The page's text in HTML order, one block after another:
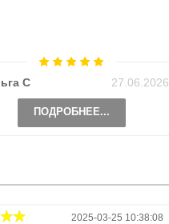
С 27.06.2026
ПОДРОБНЕЕ...
2025-03-25 10:38:08